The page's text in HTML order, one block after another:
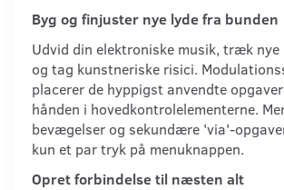
Byg og finjuster nye lyde fra bunden
Udvid din elektroniske musik, træk
og tag kunstneriske risici.
placerer de hyppigst anvendte
hånden i hovedkontrolelementerne.
bevægelser og sekundære 'via'-
kun et par tryk på menuknappen.
Opret forbindelse til næsten alt